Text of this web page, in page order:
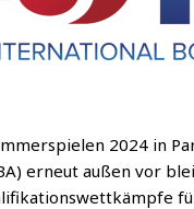
2024 in
erneut außen vor